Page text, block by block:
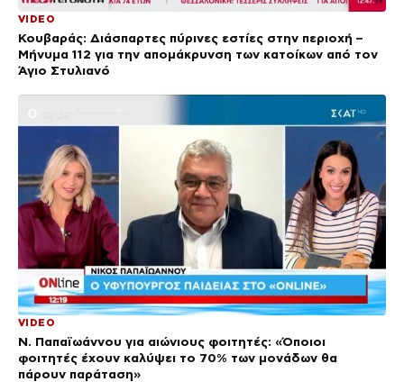
VIDEO
Κουβαράς: Διάσπαρτες πύρινες εστίες στην περιοχή –
Μήνυμα 112 για την απομάκρυνση των κατοίκων από τον
Άγιο Στυλιανό
VIDEO
Ν. Παπαϊωάννου για αιώνιους φοιτητές: «Όποιοι
φοιτητές έχουν καλύψει το 70% των μονάδων θα
πάρουν παράταση»